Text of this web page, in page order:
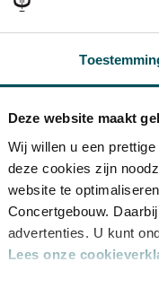
Deze website maakt
Wij willen u een
deze cookies zijn
website te
Concertgebouw.
advertenties. U kunt
Lees onze
Kaarten
Rang